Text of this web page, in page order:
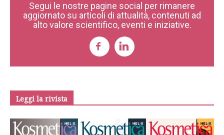
Segui le nostre pagine social per rimanere
aggiornato su articoli di attualità, contenuti ad
alto valore scientifico, eventi e iniziative.
Leggi la rivista